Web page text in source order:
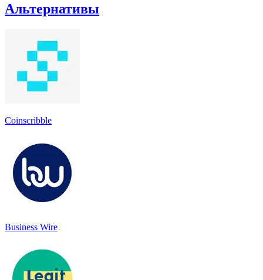
Альтернативы
Coinscribble
Business Wire